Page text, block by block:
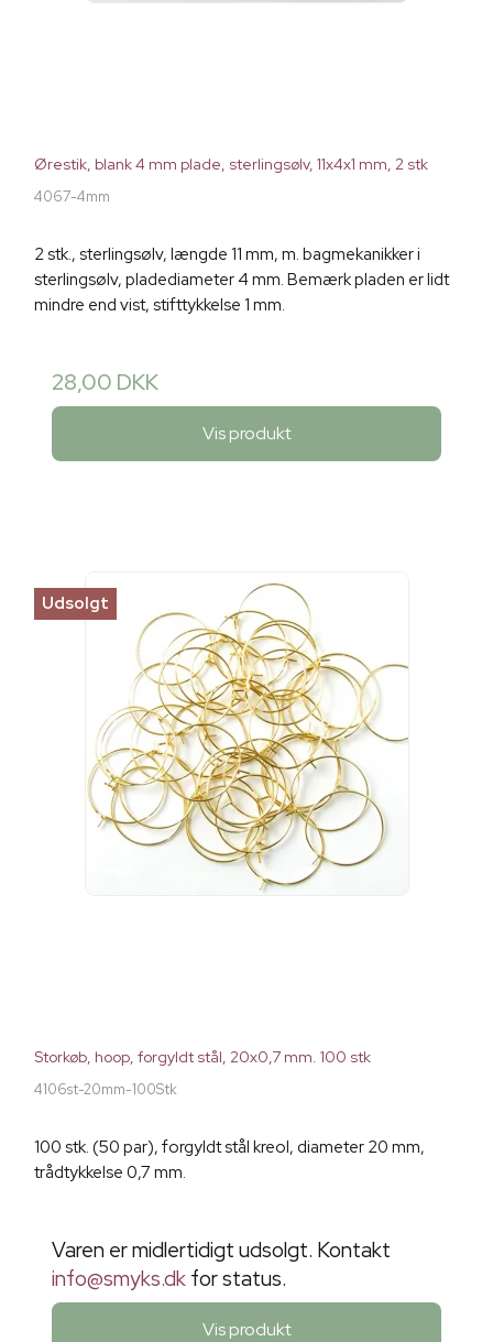
Ørestik, blank 4 mm plade, sterlingsølv, 11x4x1 mm, 2 stk
4067-4mm
2 stk., sterlingsølv, længde 11 mm, m. bagmekanikker i
sterlingsølv, pladediameter 4 mm. Bemærk pladen er lidt
mindre end vist, stifttykkelse 1 mm.
28,00 DKK
Vis produkt
Udsolgt
Storkøb, hoop, forgyldt stål, 20x0,7 mm. 100 stk
4106st-20mm-100Stk
100 stk. (50 par), forgyldt stål kreol, diameter 20 mm,
trådtykkelse 0,7 mm.
Varen er midlertidigt udsolgt. Kontakt
info@smyks.dk for status.
Vis produkt